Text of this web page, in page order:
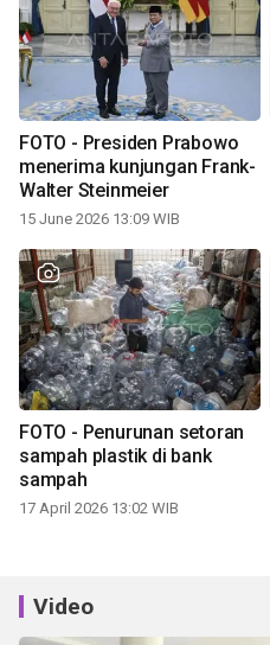
FOTO - Presiden Prabowo
menerima kunjungan Frank-
Walter Steinmeier
15 June 2026 13:09 WIB
FOTO - Penurunan setoran
sampah plastik di bank
sampah
17 April 2026 13:02 WIB
Video